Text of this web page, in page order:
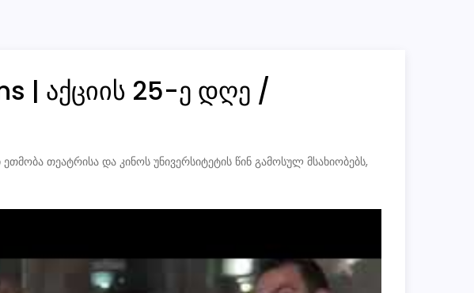
| აქციის 25-ე დღე /
თეატრისა და კინოს უნივერსიტეტის წინ გამოსულ მსახიობებს,